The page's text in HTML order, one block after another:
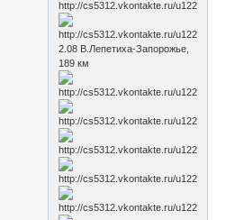
2.08 В.Лепетиха-Запорожье,
189 км